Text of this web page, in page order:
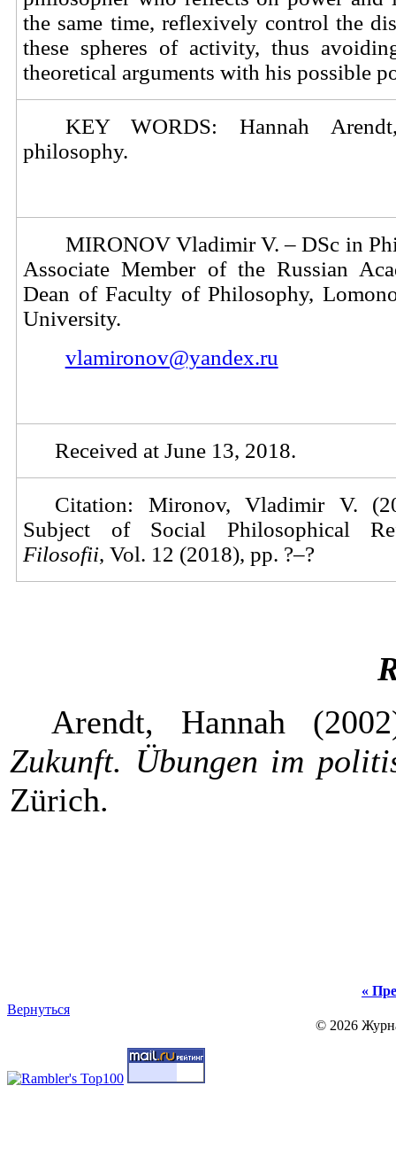
the same time, reflexively control the
these spheres of activity, thus
theoretical arguments with his possible
KEY WORDS: Hannah
philosophy.
MIRONOV Vladimir V. – DSc in
Associate Member of the Russian
Dean of Faculty of Philosophy,
University.
vlamironov@yandex.ru
Received atJune 13, 2018.
Citation: Mironov, Vladimir V.
Subject of Social Philosophical
Filosofii, Vol. 12 (2018), pp. ?–?
Arendt, Hannah
Zukunft. Übungen im
Zürich.
«
Вернуться
© 2026